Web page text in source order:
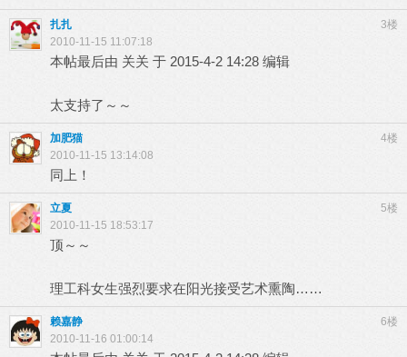
3楼
扎扎
2010-11-15 11:07:18
本帖最后由 关关 于 2015-4-2 14:28 编辑
太支持了～～
4楼
加肥猫
2010-11-15 13:14:08
同上！
5楼
立夏
2010-11-15 18:53:17
顶～～
理工科女生强烈要求在阳光接受艺术熏陶……
6楼
赖嘉静
2010-11-16 01:00:14